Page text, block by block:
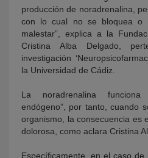
producción de noradrenalina,
con lo cual no se bloquea o
malestar”, explica a la
Cristina Alba Delgado,
investigación
la Universidad de Cádiz.
La noradrenalina
endógeno”, por tanto, cuando
organismo, la consecuencia es
dolorosa, como aclara Cristina
Específicamente, en el caso